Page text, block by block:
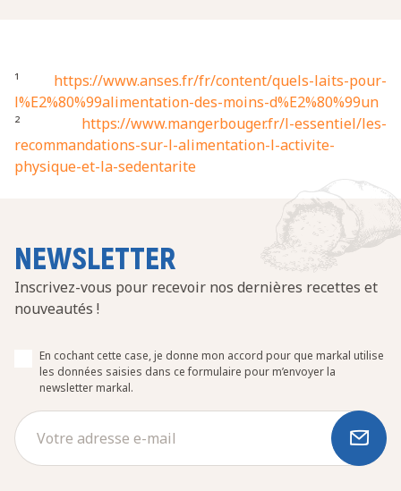
¹ https://www.anses.fr/fr/content/quels-laits-pour-
l%E2%80%99alimentation-des-moins-d%E2%80%99un
² https://www.mangerbouger.fr/l-essentiel/les-
recommandations-sur-l-alimentation-l-activite-
physique-et-la-sedentarite
NEWSLETTER
Inscrivez-vous pour recevoir nos dernières recettes et
nouveautés !
En cochant cette case, je donne mon accord pour que markal utilise
les données saisies dans ce formulaire pour m’envoyer la
newsletter markal.